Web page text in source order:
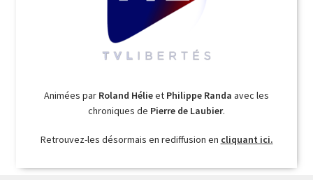
Animées par Roland Hélieet Philippe Randa avec les
chroniques de Pierre de Laubier.
Retrouvez-les désormais en rediffusion en cliquant ici.